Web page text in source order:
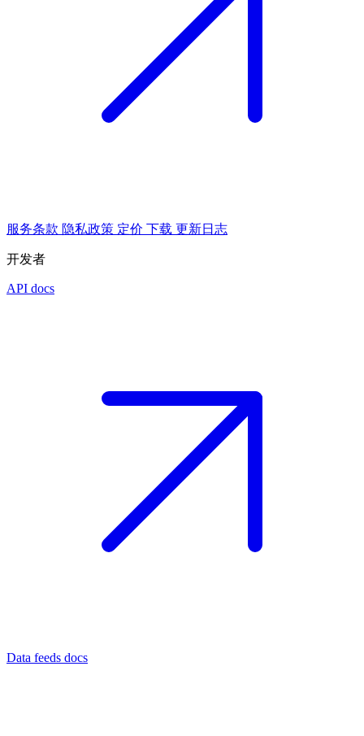
服务条款 隐私政策 定价 下载 更新日志
开发者
API docs
Data feeds docs